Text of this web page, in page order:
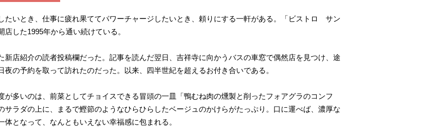
たいとき、仕事に疲れ果ててパワーチャージしたいとき、頼りにする一軒がある。「ビストロ サン
した1995年から通い続けている。
新店紹介の読者投稿欄だった。記事を読んだ翌日、吉祥寺に向かうバスの車窓で偶然店を見つけ、途
の予約を取って訪れたのだった。以来、四半世紀を超えるお付き合いである。
多いのは、前菜としてチョイスできる冒頭の一皿「鴨むね肉の燻製と削ったフォアグラのコンフ
サラダの上に、まるで鰹節のようなひらひらしたベージュのかけらがたっぷり。口に運べば、濃厚な
となって、なんともいえない幸福感に包まれる。